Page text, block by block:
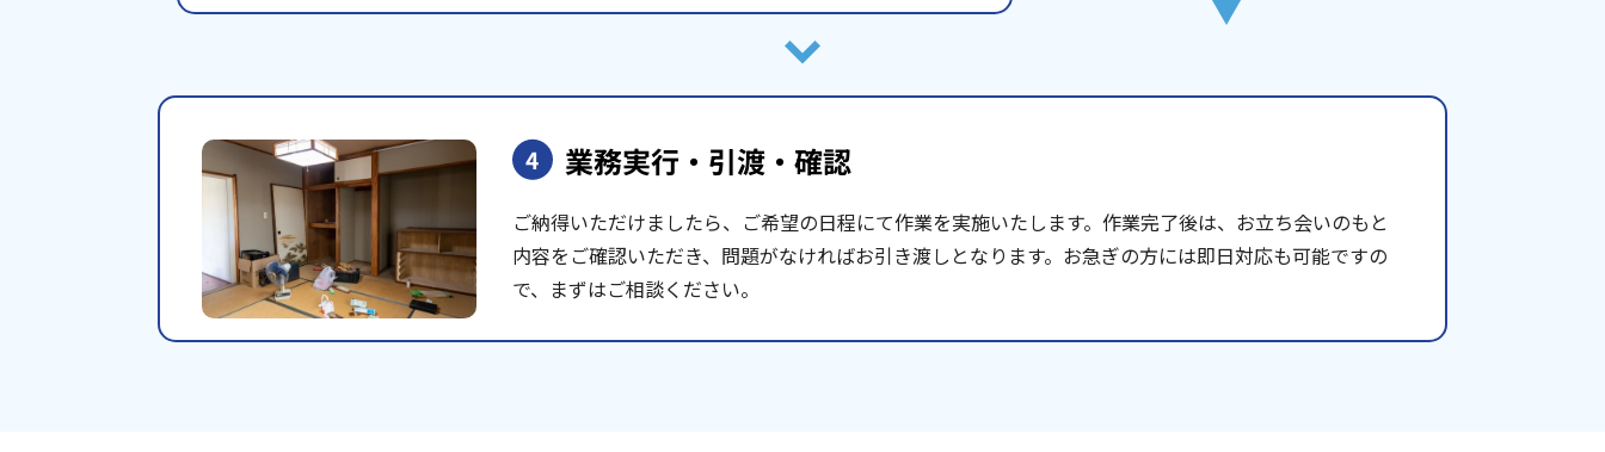
4 業務実行・引渡・確認
ご納得いただけましたら、ご希望の日程にて作業を実施いたします。作業完了後は、お立ち会いのもと
内容をご確認いただき、問題がなければお引き渡しとなります。お急ぎの方には即日対応も可能ですの
で、まずはご相談ください。